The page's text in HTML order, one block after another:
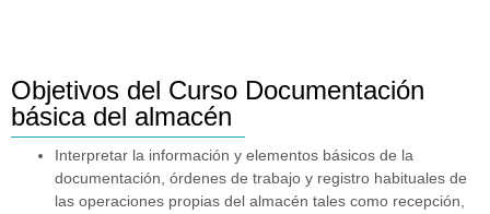
Objetivos del Curso Documentación
básica del almacén
Interpretar la información y elementos básicos de la
documentación, órdenes de trabajo y registro habituales de
las operaciones propias del almacén tales como recepción,